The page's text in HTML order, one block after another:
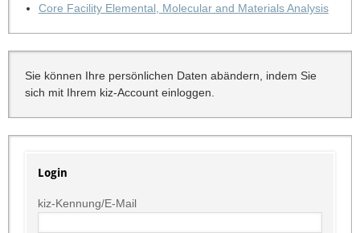
Core Facility Elemental, Molecular and Materials Analysis
Sie können Ihre persönlichen Daten abändern, indem Sie
sich mit Ihrem kiz-Account einloggen.
Login
kiz-Kennung/E-Mail